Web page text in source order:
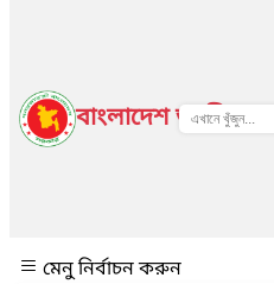
বাংলাদেশ জাতীয়
মেনু নির্বাচন করুন